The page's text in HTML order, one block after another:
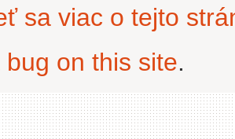
sa viac o tejto
bug on this site.